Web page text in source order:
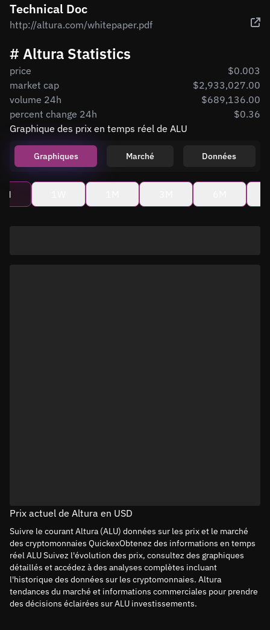
Technical Doc
http://altura.com/whitepaper.pdf
# Altura Statistics
price
$0.003
market cap
$2,933,027.00
volume 24h
$689,136.00
percent change 24h
$0.36
Graphique des prix en temps réel de ALU
Graphiques Marché Données
Prix actuel de Altura en USD
Suivre le courant Altura (ALU) données sur les prix et le marché
des cryptomonnaies QuickexObtenez des informations en temps
réel ALU Suivez l'évolution des prix, consultez des graphiques
détaillés et accédez à des analyses complètes incluant
l'historique des données sur les cryptomonnaies. Altura
tendances du marché et informations commerciales pour prendre
des décisions éclairées sur ALU investissements.